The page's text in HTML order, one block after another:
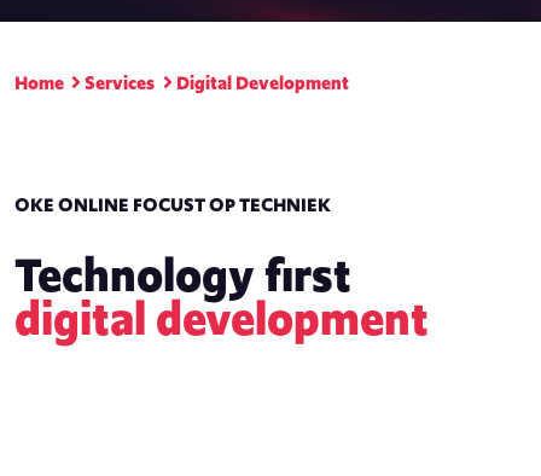
Home Services Digital Development
OKE ONLINE FOCUST OP TECHNIEK
Technology first
digital development